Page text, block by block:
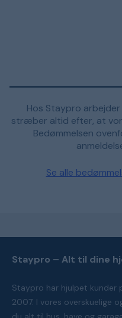
Hos Staypro
stræber altid efter, at
Bedømmelsen
Se alle
Staypro – Alt til dine
Staypro har hjulpet kunder
2007. I vores overskuelige